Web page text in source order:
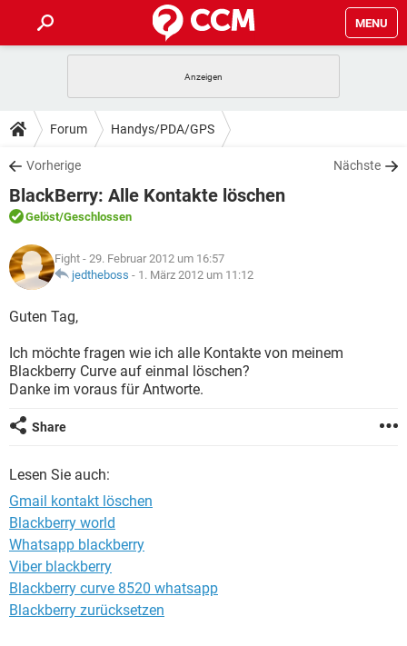
MENU
ANDROID IOS
WINDOWS 10
WHATSAPP TIKTOK
FACEBOOK
TIPPS & TRICKS
SPIELE STREAMING
WINDOWS 10
WHATSAPP
FACEBOOK HARDWARE
DOWNLOADS
SPIELE STREAMING
ANDROID
WINDOWS 10 INSTAGRAM
WHATSAPP
FACEBOOK
FORUM
SPIELE
ANDROID IOS
FACEBOOK HARDWARE
LEXIKON
SPIELE
ANDROID
WINDOWS 10 INSTAGRAM
WHATSAPP
Forum Handys/PDA/GPS
Vorherige Nächste
BlackBerry: Alle Kontakte löschen
Gelöst/Geschlossen
Fight - 29. Februar 2012 um 16:57
jedtheboss - 1. März 2012 um 11:12
Guten Tag,
Ich möchte fragen wie ich alle Kontakte von meinem
Blackberry Curve auf einmal löschen?
Danke im voraus für Antworte.
Share
Lesen Sie auch:
Gmail kontakt löschen
Blackberry world
Whatsapp blackberry
Viber blackberry
Blackberry curve 8520 whatsapp
Blackberry zurücksetzen